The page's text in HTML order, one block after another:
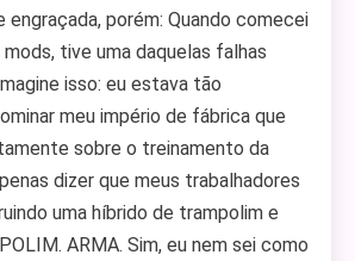
engraçada, porém: Quando comecei
tive uma daquelas falhas
isso: eu estava tão
meu império de fábrica que
sobre o treinamento da
dizer que meus trabalhadores
uma híbrido de trampolim e
ARMA. Sim, eu nem sei como